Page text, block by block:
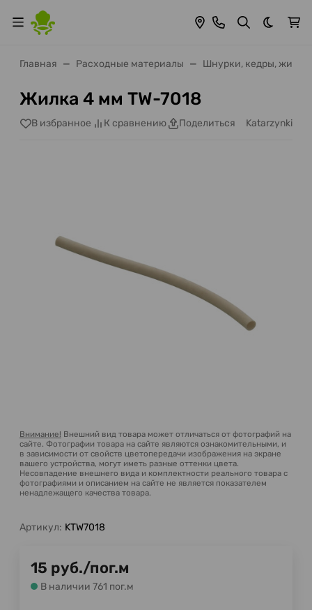
Темная
Главная Расходные материалы Шнурки, кедры, жилки
Жилка 4 мм TW-7018
В избранное К сравнению Поделиться Katarzynki
Внимание! Внешний вид товара может отличаться от фотографий на
сайте. Фотографии товара на сайте являются ознакомительными, и
в зависимости от свойств цветопередачи изображения на экране
вашего устройства, могут иметь разные оттенки цвета.
Несовпадение внешнего вида и комплектности реального товара с
фотографиями и описанием на сайте не является показателем
ненадлежащего качества товара.
Артикул: KTW7018
15 руб./пог.м
В наличии 761 пог.м